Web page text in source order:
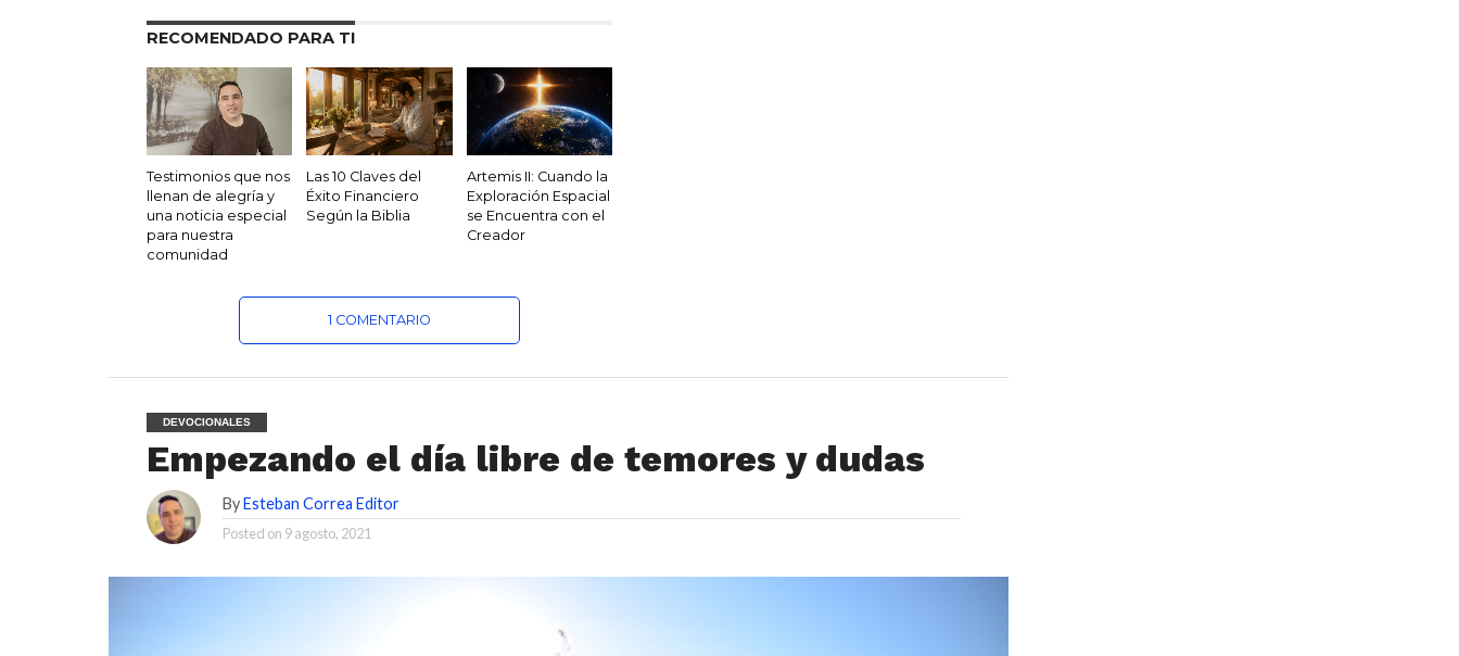
RECOMENDADO PARA TI
Testimonios que nos
llenan de alegría y
una noticia especial
para nuestra
comunidad
Las 10 Claves del
Éxito Financiero
Según la Biblia
Artemis II: Cuando la
Exploración Espacial
se Encuentra con el
Creador
1 COMENTARIO
DEVOCIONALES
Empezando el día libre de temores y dudas
ByEsteban Correa Editor
Posted on 9 agosto, 2021